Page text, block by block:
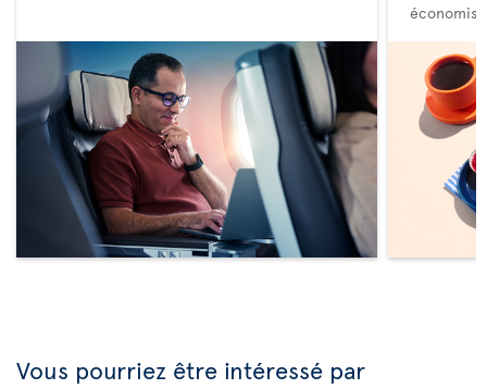
Vous pourriez être intéressé par